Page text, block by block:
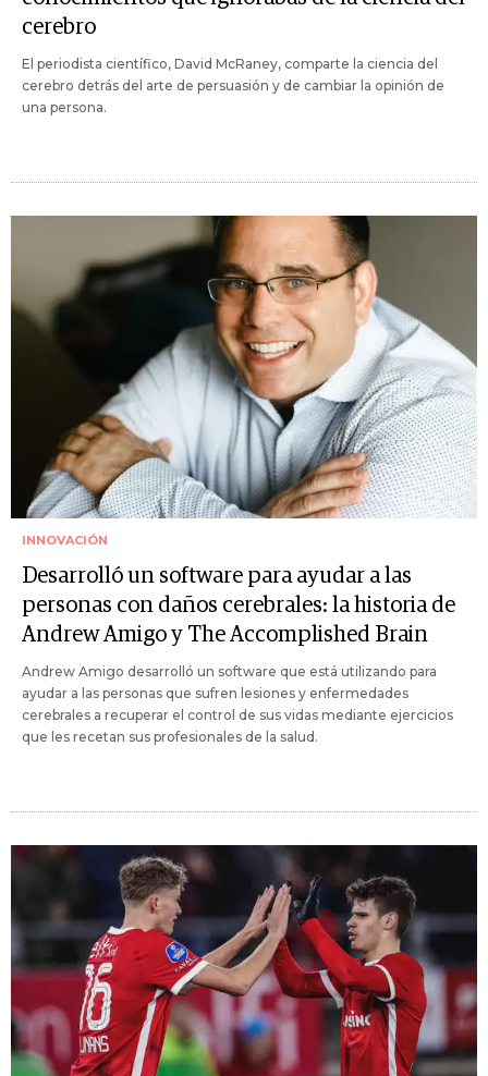
cerebro
El periodista científico, David McRaney, comparte la ciencia del
cerebro detrás del arte de persuasión y de cambiar la opinión de
una persona.
INNOVACIÓN
Desarrolló un software para ayudar a las
personas con daños cerebrales: la historia de
Andrew Amigo y The Accomplished Brain
Andrew Amigo desarrolló un software que está utilizando para
ayudar a las personas que sufren lesiones y enfermedades
cerebrales a recuperar el control de sus vidas mediante ejercicios
que les recetan sus profesionales de la salud.